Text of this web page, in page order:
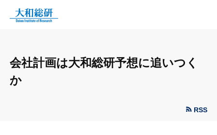
会社計画は大和総研予想に追いつく
か
RSS